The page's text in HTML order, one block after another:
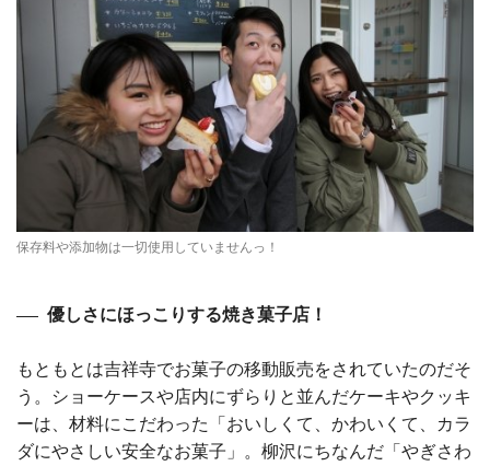
保存料や添加物は一切使用していませんっ！
優しさにほっこりする焼き菓子店！
もともとは吉祥寺でお菓子の移動販売をされていたのだそ
う。ショーケースや店内にずらりと並んだケーキやクッキ
ーは、材料にこだわった「おいしくて、かわいくて、カラ
ダにやさしい安全なお菓子」。柳沢にちなんだ「やぎさわ